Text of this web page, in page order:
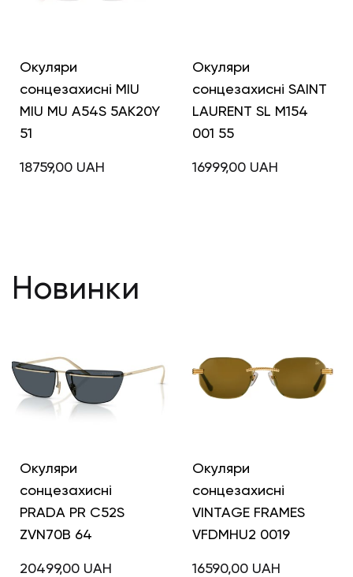
Окуляри
сонцезахисні MIU
MIU MU A54S 5AK20Y
51
18759,00 UAH
Окуляри
сонцезахисні SAINT
LAURENT SL M154
001 55
16999,00 UAH
Новинки
Окуляри
сонцезахисні
PRADA PR C52S
ZVN70B 64
20499,00 UAH
Окуляри
сонцезахисні
VINTAGE FRAMES
VFDMHU2 0019
16590,00 UAH